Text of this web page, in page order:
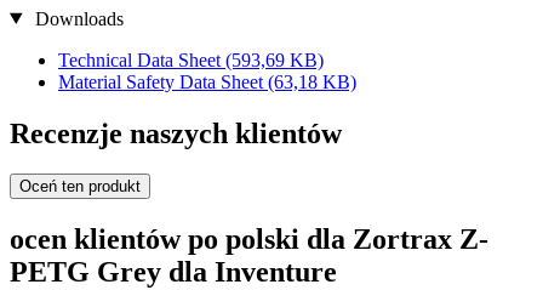
Downloads
Technical Data Sheet (593,69 KB)
Material Safety Data Sheet (63,18 KB)
Recenzje naszych klientów
Oceń ten produkt
ocen klientów po polski dla Zortrax Z-
PETG Grey dla Inventure